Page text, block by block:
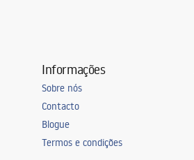
Classe energética
Selagem
Quarto
Informações
Sobre nós
Contacto
Blogue
Termos e condições